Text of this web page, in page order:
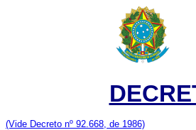
(Vide Decreto nº 92.668, de 1986)